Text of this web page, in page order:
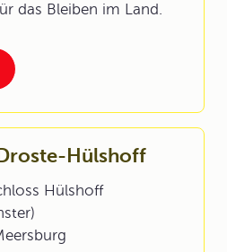
das Bleiben im Land.
Hülshoff
Hülshoff